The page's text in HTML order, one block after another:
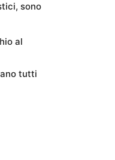
sono
al
tutti